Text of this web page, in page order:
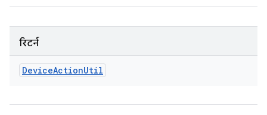
रिटर्न
DeviceActionUtil